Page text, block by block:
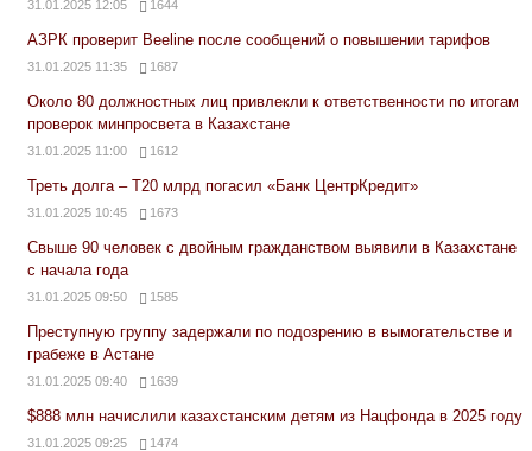
31.01.2025 12:05 1644
АЗРК проверит Beeline после сообщений о повышении тарифов
31.01.2025 11:35 1687
Около 80 должностных лиц привлекли к ответственности по итогам
проверок минпросвета в Казахстане
31.01.2025 11:00 1612
Треть долга – Т20 млрд погасил «Банк ЦентрКредит»
31.01.2025 10:45 1673
Свыше 90 человек с двойным гражданством выявили в Казахстане
с начала года
31.01.2025 09:50 1585
Преступную группу задержали по подозрению в вымогательстве и
грабеже в Астане
31.01.2025 09:40 1639
$888 млн начислили казахстанским детям из Нацфонда в 2025 году
31.01.2025 09:25 1474